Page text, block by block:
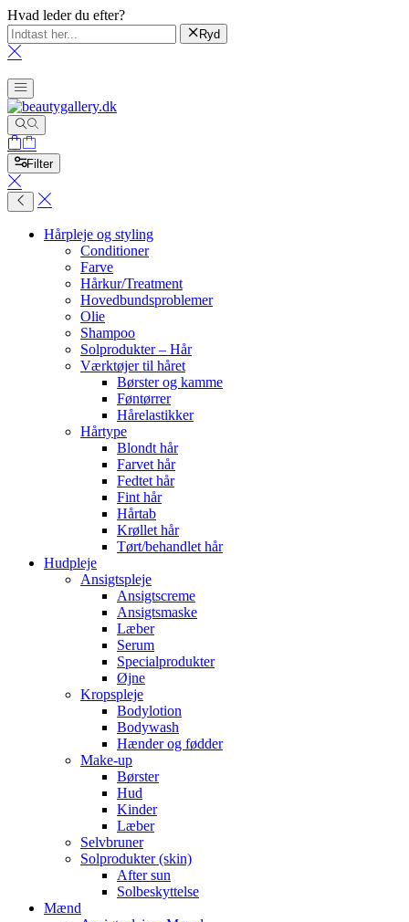
Hvad leder du efter?
Ryd
Filter
Hårpleje og styling
Conditioner
Farve
Hårkur/Treatment
Hovedbundsproblemer
Olie
Shampoo
Solprodukter – Hår
Værktøjer til håret
Børster og kamme
Føntørrer
Hårelastikker
Hårtype
Blondt hår
Farvet hår
Fedtet hår
Fint hår
Hårtab
Krøllet hår
Tørt/behandlet hår
Hudpleje
Ansigtspleje
Ansigtscreme
Ansigtsmaske
Læber
Serum
Specialprodukter
Øjne
Kropspleje
Bodylotion
Bodywash
Hænder og fødder
Make-up
Børster
Hud
Kinder
Læber
Selvbruner
Solprodukter (skin)
After sun
Solbeskyttelse
Mænd